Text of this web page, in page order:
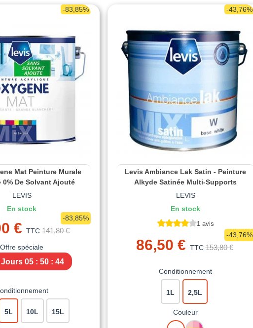
-83,85%
Mat Peinture Murale
0% De Solvant Ajouté
LEVIS
En stock
€ TTC 141,80 €
-83,85%
Offre spéciale
Jours05 : 50 : 43
5L 10L 15L
-43,76%
Levis Ambiance Lak Satin - Peinture
Alkyde Satinée Multi-Supports
LEVIS
En stock
1 avis
86,50 € TTC 153,80 €
-43,76%
Conditionnement
1L 2,5L
Couleur
BLANCMISE